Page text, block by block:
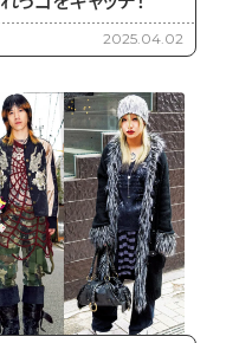
2025.04.02